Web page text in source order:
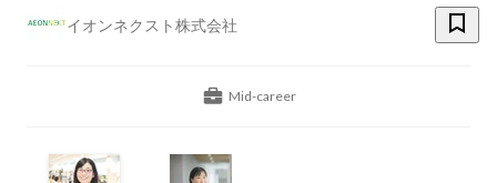
イオンネクスト株式会社
Mid-career